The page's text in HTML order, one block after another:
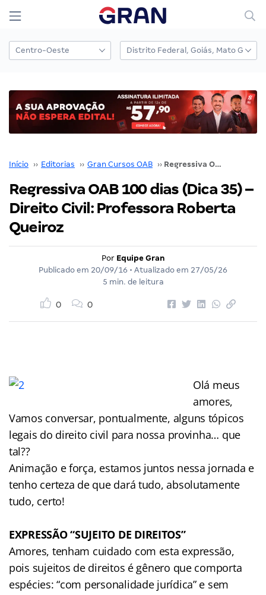
Início ›› Editorias ›› Gran Cursos OAB ›› Regressiva OAB 100 dias (Dica 35) – Direito Civil: Professora Roberta Queiroz
Regressiva OAB 100 dias (Dica 35) –
Direito Civil: Professora Roberta
Queiroz
Por Equipe Gran
Publicado em 20/09/16 • Atualizado em 27/05/26
5 min. de leitura
0 0
Olá meus
amores,
Vamos conversar, pontualmente, alguns tópicos
legais do direito civil para nossa provinha… que
tal??
Animação e força, estamos juntos nessa jornada e
tenho certeza de que dará tudo, absolutamente
tudo, certo!
EXPRESSÃO “SUJEITO DE DIREITOS”
Amores, tenham cuidado com esta expressão,
pois sujeitos de direitos é gênero que comporta
espécies: “com personalidade jurídica” e sem